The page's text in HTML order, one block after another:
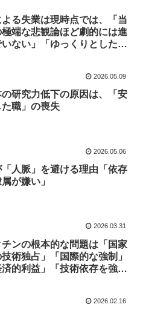
る失業は現時点では、「当
端な悲観論ほど劇的には進
いない」「ゆっくりとした職
2026.05.09
の研究力低下の原因は、「安
た職」の喪失
2026.05.06
人脈」を避ける理由「依存
が嫌い」
2026.03.31
チンの根本的な問題は「国家
技術独占」「国際的な強制」
済的利益」「技術依存を強い
2026.02.16